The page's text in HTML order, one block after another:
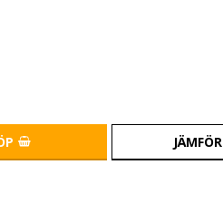
JÄMFÖR